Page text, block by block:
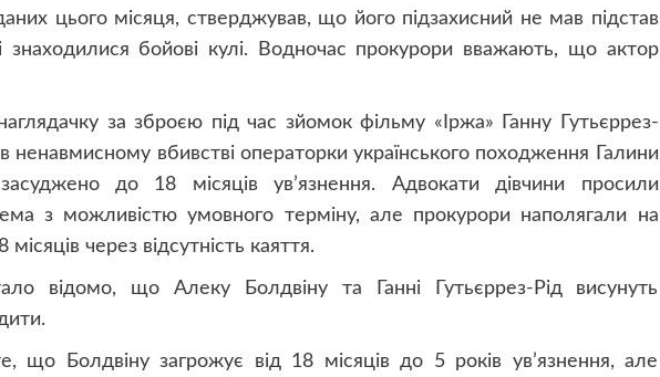
цього місяця, стверджував, що його підзахисний не мав підстав
знаходилися бойові кулі. Водночас прокурори вважають, що актор
за зброєю під час зйомок фільму «Іржа» Ганну Гутьєррез-
ненавмисному вбивстві операторки українського походження Галини
до 18 місяців ув’язнення. Адвокати дівчини просили
з можливістю умовного терміну, але прокурори наполягали на
через відсутність каяття.
відомо, що Алеку Болдвіну та Ганні Гутьєррез-Рід висунуть
що Болдвіну загрожує від 18 місяців до 5 років ув’язнення, але